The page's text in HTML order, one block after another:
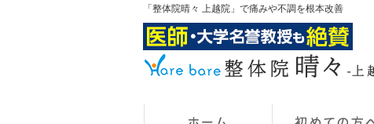
「整体院晴々 上越院」で痛みや不調を根本改善